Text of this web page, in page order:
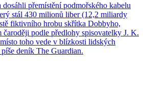
přemístění podmořského kabelu
stál 430 milionů liber (12,2 miliardy
fiktivního hrobu skřítka Dobbyho,
čaroději podle předlohy spisovatelky J. K.
toho vede v blízkosti lidských
deník The Guardian.